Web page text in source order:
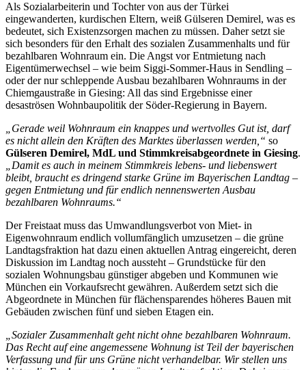
Als Sozialarbeiterin und Tochter von aus der Türkei
eingewanderten, kurdischen Eltern, weiß Gülseren Demirel, was es
bedeutet, sich Existenzsorgen machen zu müssen. Daher setzt sie
sich besonders für den Erhalt des sozialen Zusammenhalts und für
bezahlbaren Wohnraum ein. Die Angst vor Entmietung nach
Eigentümerwechsel – wie beim Siggi-Sommer-Haus in Sendling –
oder der nur schleppende Ausbau bezahlbaren Wohnraums in der
Chiemgaustraße in Giesing: All das sind Ergebnisse einer
desaströsen Wohnbaupolitik der Söder-Regierung in Bayern.
„Gerade weil Wohnraum ein knappes und wertvolles Gut ist, darf
es nicht allein den Kräften des Marktes überlassen werden,“ so
Gülseren Demirel, MdL und Stimmkreisabgeordnete in Giesing.
„Damit es auch in meinem Stimmkreis lebens- und liebenswert
bleibt, braucht es dringend starke Grüne im Bayerischen Landtag –
gegen Entmietung und für endlich nennenswerten Ausbau
bezahlbaren Wohnraums.“
Der Freistaat muss das Umwandlungsverbot von Miet- in
Eigenwohnraum endlich vollumfänglich umzusetzen – die grüne
Landtagsfraktion hat dazu einen aktuellen Antrag eingereicht, deren
Diskussion im Landtag noch aussteht – Grundstücke für den
sozialen Wohnungsbau günstiger abgeben und Kommunen wie
München ein Vorkaufsrecht gewähren. Außerdem setzt sich die
Abgeordnete in München für flächensparendes höheres Bauen mit
Gebäuden zwischen fünf und sieben Etagen ein.
„Sozialer Zusammenhalt geht nicht ohne bezahlbaren Wohnraum.
Das Recht auf eine angemessene Wohnung ist Teil der bayerischen
Verfassung und für uns Grüne nicht verhandelbar. Wir stellen uns